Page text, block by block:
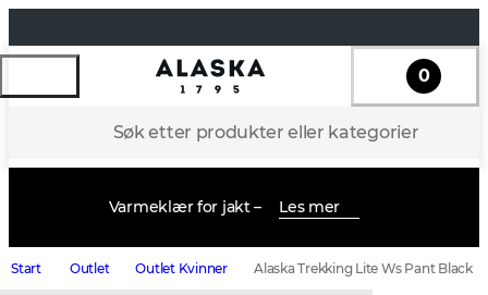
Søk etter produkter eller kategorier
0
Varmeklær for jakt – Les mer
Start Outlet Outlet Kvinner Alaska Trekking Lite Ws Pant Black